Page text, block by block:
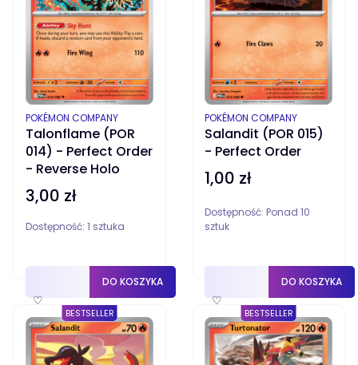
Talonflame (POR
014) - Perfect Order
- Reverse Holo
PRODUCENT
POKÉMON COMPANY
Cena
3,00 zł
Dostępność: 1 sztuka
♡
DO KOSZYKA
Salandit (POR 015)
- Perfect Order
PRODUCENT
POKÉMON COMPANY
Cena
1,00 zł
Dostępność: Ponad 10
sztuk
♡
DO KOSZYKA
BESTSELLER BESTSELLER